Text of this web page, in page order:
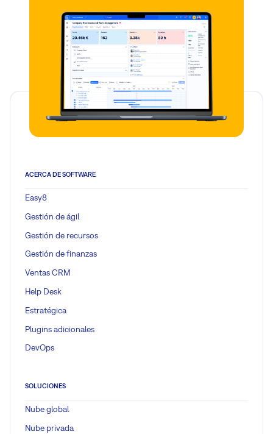
ACERCA DE SOFTWARE
Easy8
Gestión de ágil
Gestión de recursos
Gestión de finanzas
Ventas CRM
Help Desk
Estratégica
Plugins adicionales
DevOps
SOLUCIONES
Nube global
Nube privada